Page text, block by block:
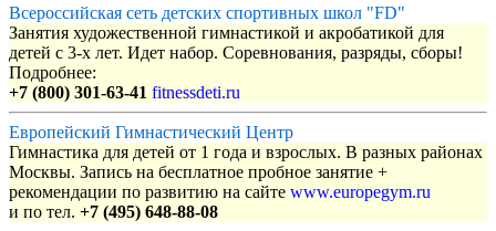
Всероссийская сеть детских спортивных школ "FD"
Занятия художественной гимнастикой и акробатикой для
детей с 3-х лет. Идет набор. Соревнования, разряды, сборы!
Подробнее:
+7 (800) 301-63-41 fitnessdeti.ru
Европейский Гимнастический Центр
Гимнастика для детей от 1 года и взрослых. В разных районах
Москвы. Запись на бесплатное пробное занятие +
рекомендации по развитию на сайте www.europegym.ru
и по тел. +7 (495) 648-88-08